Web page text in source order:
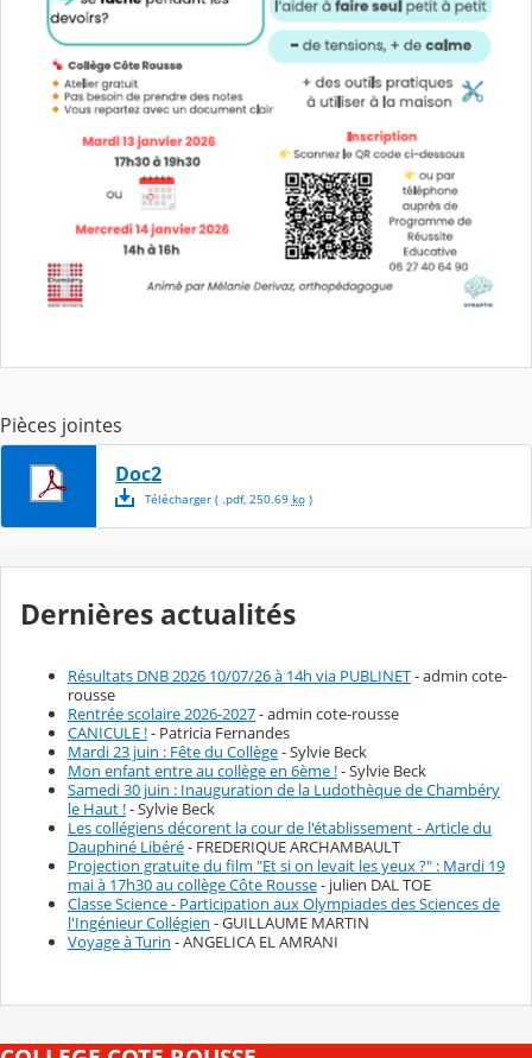
Pièces jointes
Doc2
Télécharger( .pdf, 250.69 ko)
Dernières actualités
Résultats DNB 2026 10/07/26 à 14h via PUBLINET- admin cote-
rousse
Rentrée scolaire 2026-2027- admin cote-rousse
CANICULE !- Patricia Fernandes
Mardi 23 juin : Fête du Collège- Sylvie Beck
Mon enfant entre au collège en 6ème !- Sylvie Beck
Samedi 30 juin : Inauguration de la Ludothèque de Chambéry
le Haut !- Sylvie Beck
Les collégiens décorent la cour de l'établissement - Article du
Dauphiné Libéré- FREDERIQUE ARCHAMBAULT
Projection gratuite du film "Et si on levait les yeux ?" : Mardi 19
mai à 17h30 au collège Côte Rousse- julien DAL TOE
Classe Science - Participation aux Olympiades des Sciences de
l'Ingénieur Collégien - GUILLAUME MARTIN
Voyage à Turin - ANGELICA EL AMRANI